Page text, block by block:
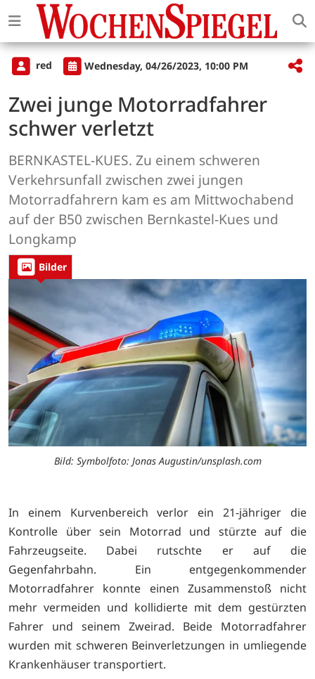
red Wednesday, 04/26/2023, 10:00 PM
Zwei junge Motorradfahrer
schwer verletzt
BERNKASTEL-KUES. Zu einem schweren
Verkehrsunfall zwischen zwei jungen
Motorradfahrern kam es am Mittwochabend
auf der B50 zwischen Bernkastel-Kues und
Longkamp
Bilder
Bild: Symbolfoto: Jonas Augustin/unsplash.com
In einem Kurvenbereich verlor ein 21-jähriger die
Kontrolle über sein Motorrad und stürzte auf die
Fahrzeugseite. Dabei rutschte er auf die
Gegenfahrbahn. Ein entgegenkommender
Motorradfahrer konnte einen Zusammenstoß nicht
mehr vermeiden und kollidierte mit dem gestürzten
Fahrer und seinem Zweirad. Beide Motorradfahrer
wurden mit schweren Beinverletzungen in umliegende
Krankenhäuser transportiert.